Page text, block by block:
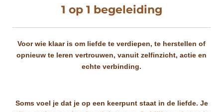
1 op 1 begeleiding
Voor wie klaar is om liefde te verdiepen, te herstellen of
opnieuw te leren vertrouwen, vanuit zelfinzicht, actie en
echte verbinding.
Soms voel je dat je op een keerpunt staat in de liefde. Je